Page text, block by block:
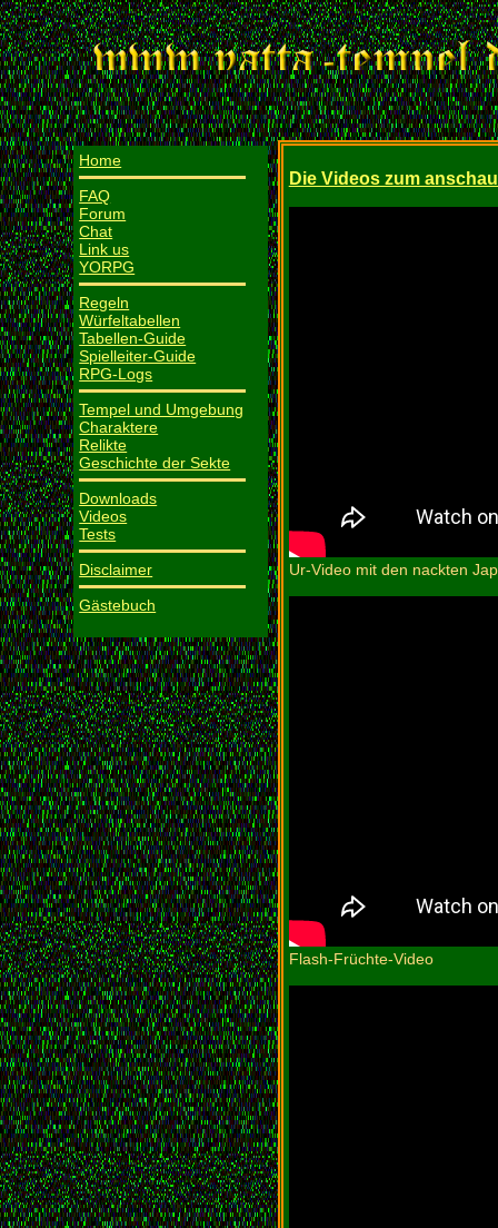
Home
FAQ
Forum
Chat
Link us
YORPG
Regeln
Würfeltabellen
Tabellen-Guide
Spielleiter-Guide
RPG-Logs
Tempel und Umgebung
Charaktere
Relikte
Geschichte der Sekte
Downloads
Videos
Tests
Disclaimer
Gästebuch
Die Videos zum
Ur-Video mit den nackten
Flash-Früchte-Video